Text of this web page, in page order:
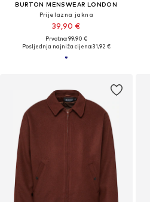
BURTON MENSWEAR LONDON
Prijelazna jakna
39,90 €
Prvotno: 99,90 €
Posljednja najniža cijena:31,92 €